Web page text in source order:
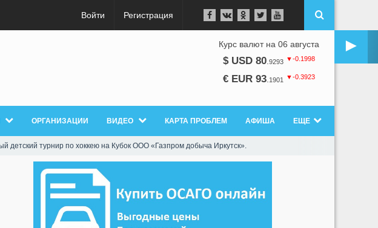
Войти Регистрация
►
Курс валют на 06 августа
$ USD 80 9293 ▼-0.1998
€ EUR 93 1901 ▼-0.3923
ОРГАНИЗАЦИИ ВИДЕО КАРТА ПРОБЛЕМ АФИША ЕЩЕ
детский турнир по хоккею на Кубок ООО «Газпром добыча Иркутск».